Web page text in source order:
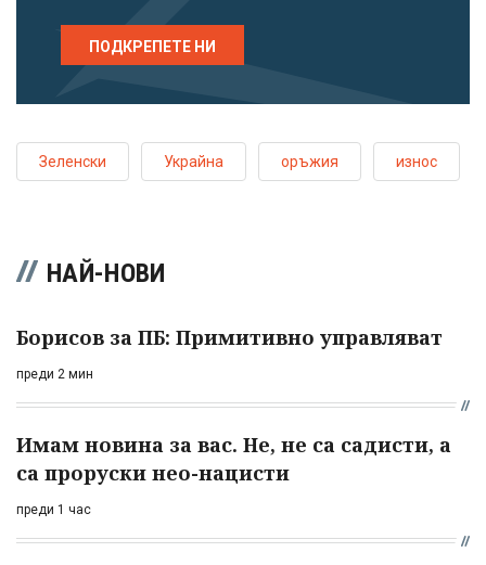
ПОДКРЕПЕТЕ НИ
Зеленски Украйна оръжия износ
НАЙ-НОВИ
Борисов за ПБ: Примитивно управляват
преди 2 мин
Имам новина за вас. Не, не са садисти, а
са проруски нео-нацисти
преди 1 час